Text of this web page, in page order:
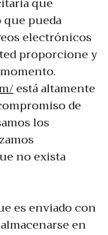
pueda
electrónicos
proporcione y
está altamente
de
los
no exista
es enviado con
en